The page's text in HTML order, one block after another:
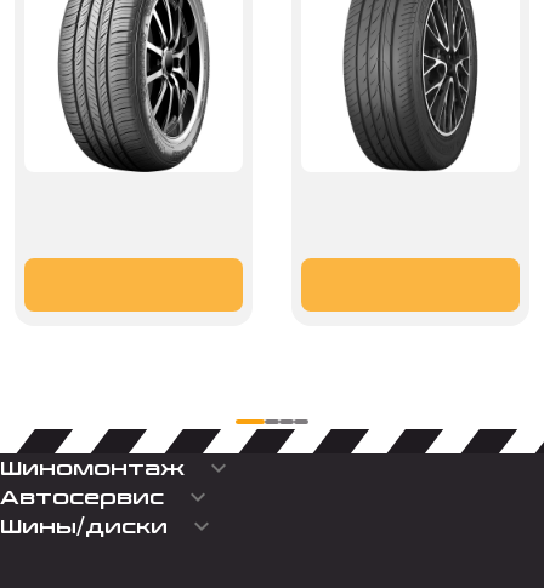
Шиномонтаж keyboard_arrow_down
Автосервис keyboard_arrow_down
Шины/диски keyboard_arrow_down